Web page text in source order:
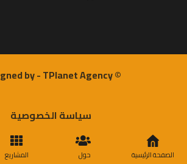
© Designed by - TPlanet Agency
سياسة الخصوصية
الصفحة الرئيسية حول المشاريع